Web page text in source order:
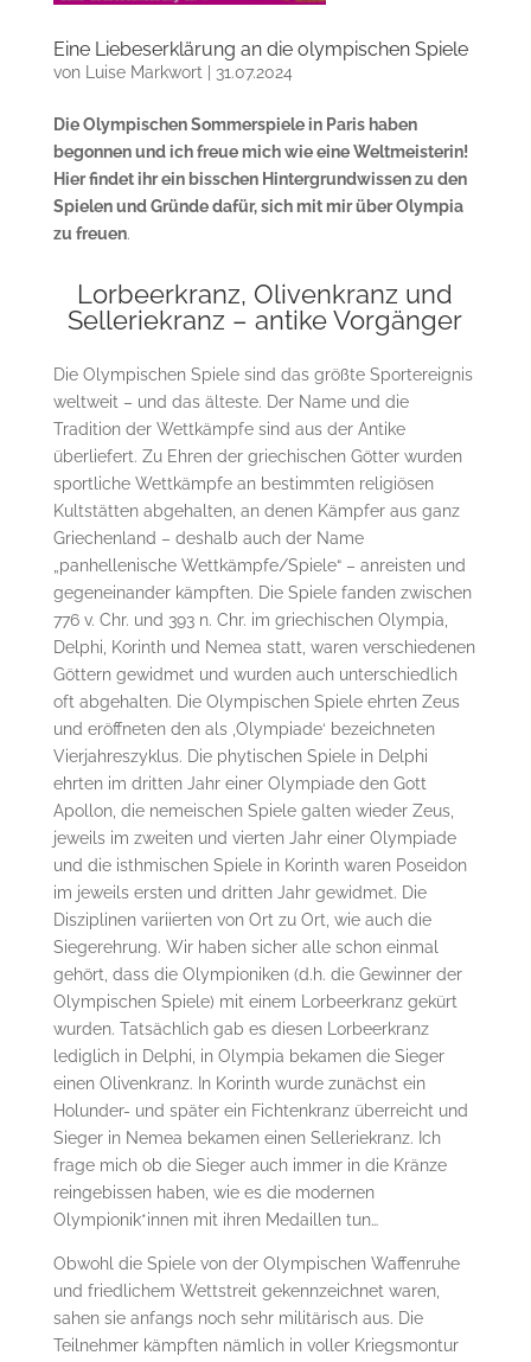
Eine Liebeserklärung an die olympischen Spiele
von Luise Markwort| 31.07.2024
Die Olympischen Sommerspiele in Paris haben
begonnen und ich freue mich wie eine Weltmeisterin!
Hier findet ihr ein bisschen Hintergrundwissen zu den
Spielen und Gründe dafür, sich mit mir über Olympia
zu freuen.
Lorbeerkranz, Olivenkranz und
Selleriekranz – antike Vorgänger
Die Olympischen Spiele sind das größte Sportereignis
weltweit – und das älteste. Der Name und die
Tradition der Wettkämpfe sind aus der Antike
überliefert. Zu Ehren der griechischen Götter wurden
sportliche Wettkämpfe an bestimmten religiösen
Kultstätten abgehalten, an denen Kämpfer aus ganz
Griechenland – deshalb auch der Name
„panhellenische Wettkämpfe/Spiele“ – anreisten und
gegeneinander kämpften. Die Spiele fanden zwischen
776 v. Chr. und 393 n. Chr. im griechischen Olympia,
Delphi, Korinth und Nemea statt, waren verschiedenen
Göttern gewidmet und wurden auch unterschiedlich
oft abgehalten. Die Olympischen Spiele ehrten Zeus
und eröffneten den als ‚Olympiade‘ bezeichneten
Vierjahreszyklus. Die phytischen Spiele in Delphi
ehrten im dritten Jahr einer Olympiade den Gott
Apollon, die nemeischen Spiele galten wieder Zeus,
jeweils im zweiten und vierten Jahr einer Olympiade
und die isthmischen Spiele in Korinth waren Poseidon
im jeweils ersten und dritten Jahr gewidmet. Die
Disziplinen variierten von Ort zu Ort, wie auch die
Siegerehrung. Wir haben sicher alle schon einmal
gehört, dass die Olympioniken (d.h. die Gewinner der
Olympischen Spiele) mit einem Lorbeerkranz gekürt
wurden. Tatsächlich gab es diesen Lorbeerkranz
lediglich in Delphi, in Olympia bekamen die Sieger
einen Olivenkranz. In Korinth wurde zunächst ein
Holunder- und später ein Fichtenkranz überreicht und
Sieger in Nemea bekamen einen Selleriekranz. Ich
frage mich ob die Sieger auch immer in die Kränze
reingebissen haben, wie es die modernen
Olympionik*innen mit ihren Medaillen tun…
Obwohl die Spiele von der Olympischen Waffenruhe
und friedlichem Wettstreit gekennzeichnet waren,
sahen sie anfangs noch sehr militärisch aus. Die
Teilnehmer kämpften nämlich in voller Kriegsmontur